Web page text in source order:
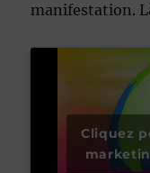
manifestation.
Cliquez